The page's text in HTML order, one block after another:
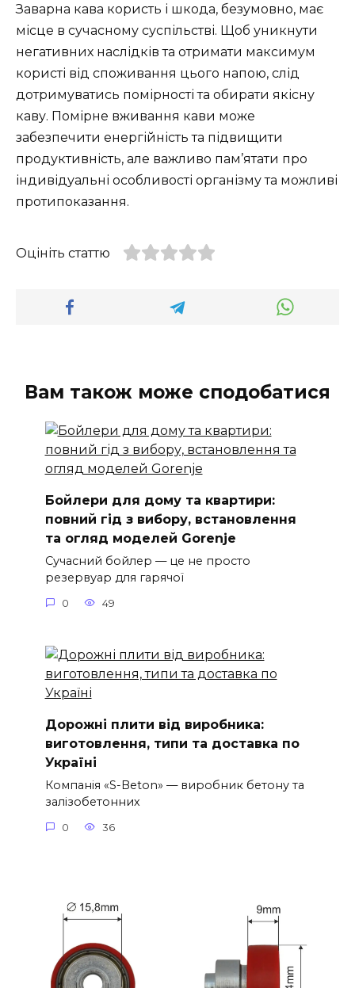
Заварна кава користь і шкода, безумовно, має
місце в сучасному суспільстві. Щоб уникнути
негативних наслідків та отримати максимум
користі від споживання цього напою, слід
дотримуватись помірності та обирати якісну
каву. Помірне вживання кави може
забезпечити енергійність та підвищити
продуктивність, але важливо пам’ятати про
індивідуальні особливості організму та можливі
протипоказання.
Оцініть статтю
Вам також може сподобатися
Бойлери для дому та квартири:
повний гід з вибору, встановлення
та огляд моделей Gorenje
Сучасний бойлер — це не просто
резервуар для гарячої
0 49
Дорожні плити від виробника:
виготовлення, типи та доставка по
Україні
Компанія «S-Beton» — виробник бетону та
залізобетонних
0 36